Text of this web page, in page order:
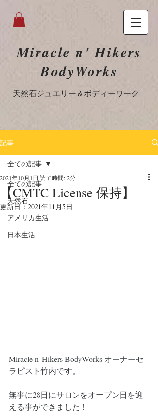
Miracle n' Hikers
BodyWorks
​天然石ジュエリー＆ボディーワーク
記事
全ての記事
天然石
アメリカ生活
日本生活
全ての記事
【CMTC License 保持】
2021年10月1日 読了時間: 2分
更新日：2021年11月5日
Miracle n' Hikers BodyWorks オーナーセ
ラピスト竹内です。
⁡無事に28日にサロンをオープン日を迎
える事ができました！